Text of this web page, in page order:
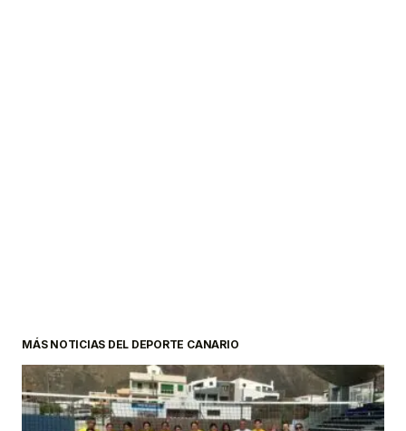
MÁS NOTICIAS DEL DEPORTE CANARIO